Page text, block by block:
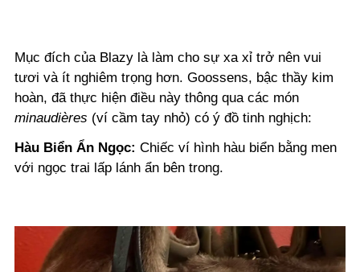
Mục đích của Blazy là làm cho sự xa xỉ trở nên vui
tươi và ít nghiêm trọng hơn. Goossens, bậc thầy kim
hoàn, đã thực hiện điều này thông qua các món
minaudières (ví cầm tay nhỏ) có ý đồ tinh nghịch:
Hàu Biển Ẩn Ngọc: Chiếc ví hình hàu biển bằng men
với ngọc trai lấp lánh ẩn bên trong.